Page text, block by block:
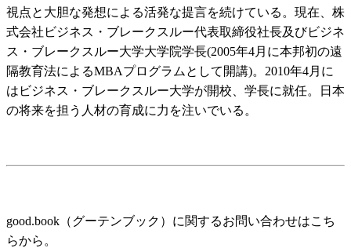
視点と大胆な発想による活発な提言を続けている。現在、株
式会社ビジネス・ブレークスルー代表取締役社長及びビジネ
ス・ブレークスルー大学大学院学長(2005年4月に本邦初の遠
隔教育法によるMBAプログラムとして開講)。2010年4月に
はビジネス・ブレークスルー大学が開校、学長に就任。日本
の将来を担う人材の育成に力を注いでいる。
good.book（グーテンブック）に関するお問い合わせはこち
らから。